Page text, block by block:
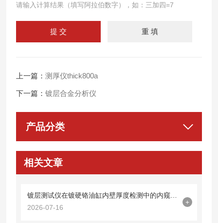
请输入计算结果（填写阿拉伯数字），如：三加四=7
上一篇：测厚仪thick800a
下一篇：镀层合金分析仪
产品分类
相关文章
2026-07-16
+